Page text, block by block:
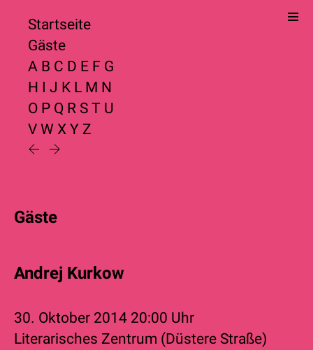
Startseite
Gäste
A B C D E F G
H I J K L M N
O P Q R S T U
V W X Y Z
Gäste
Andrej Kurkow
30. Oktober 2014 20:00 Uhr
Literarisches Zentrum (Düstere Straße)